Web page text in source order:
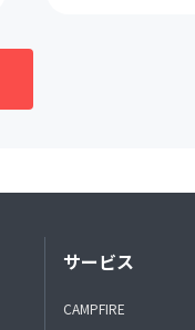
サービス
CAMPFIRE